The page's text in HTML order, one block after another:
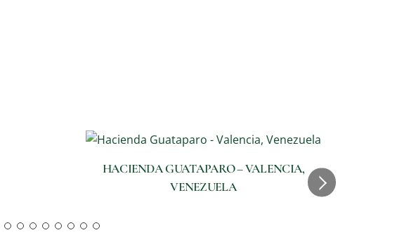
HACIENDA GUATAPARO – VALENCIA,
VENEZUELA